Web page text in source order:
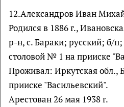
12.Александров Иван
Родился в 1886 г.,
р-н, с. Бараки; русский; б/
столовой № 1 на прииске
Проживал: Иркутская обл.,
прииске "Васильевский".
Арестован 26 мая 1938 г.